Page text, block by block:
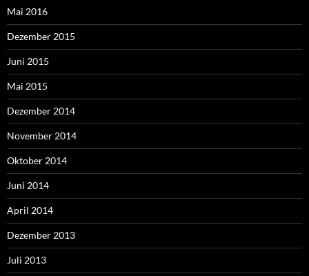
Mai 2016
Dezember 2015
Juni 2015
Mai 2015
Dezember 2014
November 2014
Oktober 2014
Juni 2014
April 2014
Dezember 2013
Juli 2013